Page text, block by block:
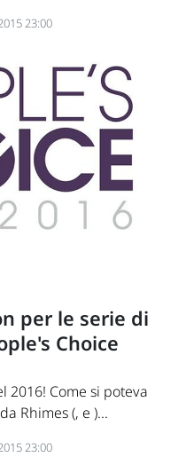
23:00
per le serie di
Choice
Come si poteva
Rhimes (, e )...
23:00